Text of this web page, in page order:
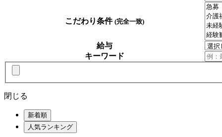
こだわり条件 (完全一致)
給与
キーワード
閉じる
新着順
人気ランキング